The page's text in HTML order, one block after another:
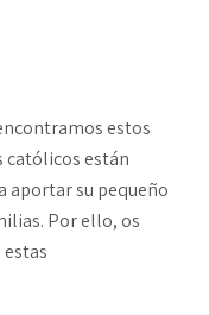
estos
católicos están
aportar su pequeño
Por ello, os